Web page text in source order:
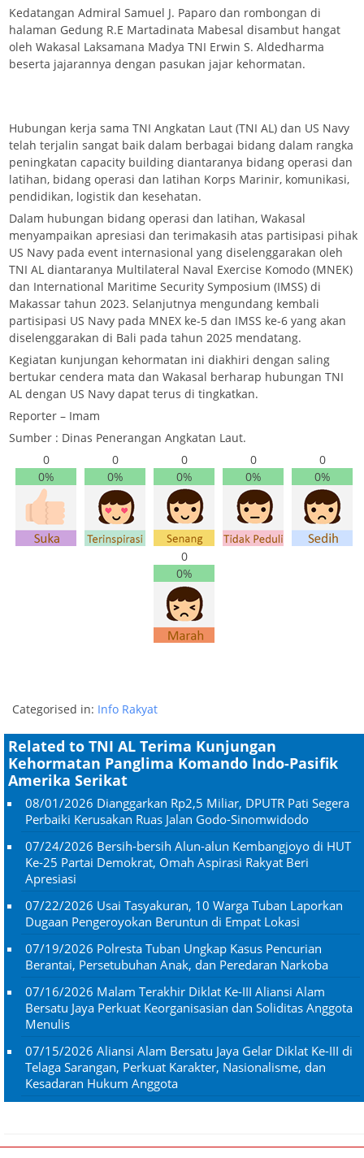
Kedatangan Admiral Samuel J. Paparo dan rombongan di
halaman Gedung R.E Martadinata Mabesal disambut hangat
oleh Wakasal Laksamana Madya TNI Erwin S. Aldedharma
beserta jajarannya dengan pasukan jajar kehormatan.
Hubungan kerja sama TNI Angkatan Laut (TNI AL) dan US Navy
telah terjalin sangat baik dalam berbagai bidang dalam rangka
peningkatan capacity building diantaranya bidang operasi dan
latihan, bidang operasi dan latihan Korps Marinir, komunikasi,
pendidikan, logistik dan kesehatan.
Dalam hubungan bidang operasi dan latihan, Wakasal
menyampaikan apresiasi dan terimakasih atas partisipasi pihak
US Navy pada event internasional yang diselenggarakan oleh
TNI AL diantaranya Multilateral Naval Exercise Komodo (MNEK)
dan International Maritime Security Symposium (IMSS) di
Makassar tahun 2023. Selanjutnya mengundang kembali
partisipasi US Navy pada MNEX ke-5 dan IMSS ke-6 yang akan
diselenggarakan di Bali pada tahun 2025 mendatang.
Kegiatan kunjungan kehormatan ini diakhiri dengan saling
bertukar cendera mata dan Wakasal berharap hubungan TNI
AL dengan US Navy dapat terus di tingkatkan.
Reporter – Imam
Sumber : Dinas Penerangan Angkatan Laut.
0
0%
0
0%
0
0%
0
0%
0
0%
0
0%
Categorised in: Info Rakyat
Related to TNI AL Terima Kunjungan
Kehormatan Panglima Komando Indo-Pasifik
Amerika Serikat
08/01/2026 Dianggarkan Rp2,5 Miliar, DPUTR Pati Segera
Perbaiki Kerusakan Ruas Jalan Godo-Sinomwidodo
07/24/2026 Bersih-bersih Alun-alun Kembangjoyo di HUT
Ke-25 Partai Demokrat, Omah Aspirasi Rakyat Beri
Apresiasi
07/22/2026 Usai Tasyakuran, 10 Warga Tuban Laporkan
Dugaan Pengeroyokan Beruntun di Empat Lokasi
07/19/2026 Polresta Tuban Ungkap Kasus Pencurian
Berantai, Persetubuhan Anak, dan Peredaran Narkoba
07/16/2026 Malam Terakhir Diklat Ke-III Aliansi Alam
Bersatu Jaya Perkuat Keorganisasian dan Soliditas Anggota
Menulis
07/15/2026 Aliansi Alam Bersatu Jaya Gelar Diklat Ke-III di
Telaga Sarangan, Perkuat Karakter, Nasionalisme, dan
Kesadaran Hukum Anggota